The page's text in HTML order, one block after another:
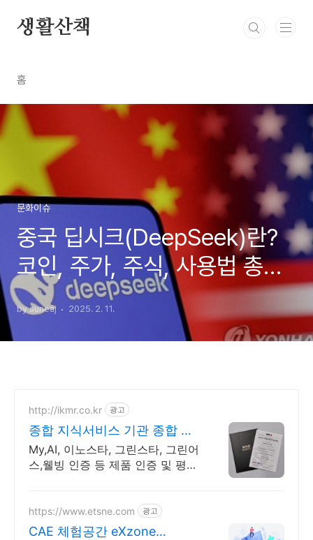
생활산책
홈
문화이슈
중국 딥시크(DeepSeek)란?
코인, 주가, 주식, 사용법 총정
리
by suneaj 2025. 2. 11.
http://ikmr.co.kr 광고
종합 지식서비스 기관 종합 지
식서비스 기관
My,AI, 이노스타, 그린스타, 그린어
스,웰빙 인증 등 제품 인증 및 평가
https://www.etsne.com 광고
CAE 체험공간 eXzone